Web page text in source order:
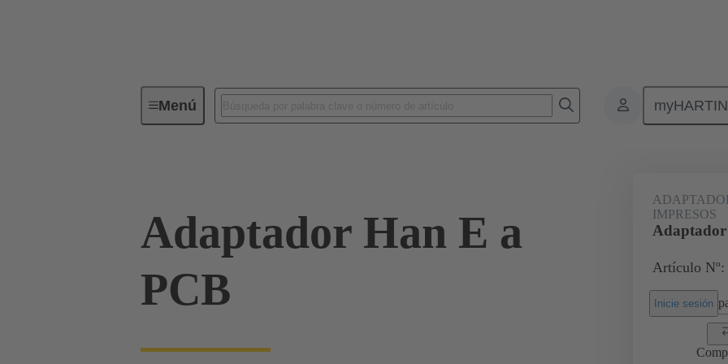
MenúConectores industriales / Han® Accesorios Adaptador
Adaptador Han E a
PCB
IMPRESOS
Artículo Nº:
Inicie sesión